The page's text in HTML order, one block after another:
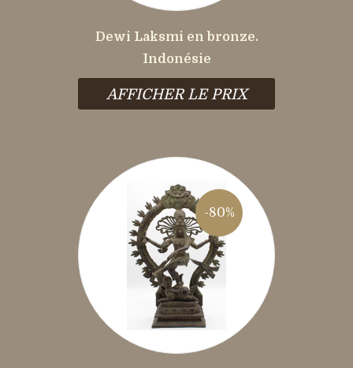
Dewi Laksmi en bronze.
Indonésie
AFFICHER LE PRIX
-80%